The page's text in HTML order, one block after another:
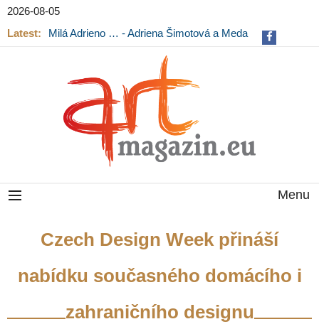
2026-08-05
Latest:
Milá Adrieno … - Adriena Šimotová a Meda
Menu
Czech Design Week přináší
nabídku současného domácího i
zahraničního designu